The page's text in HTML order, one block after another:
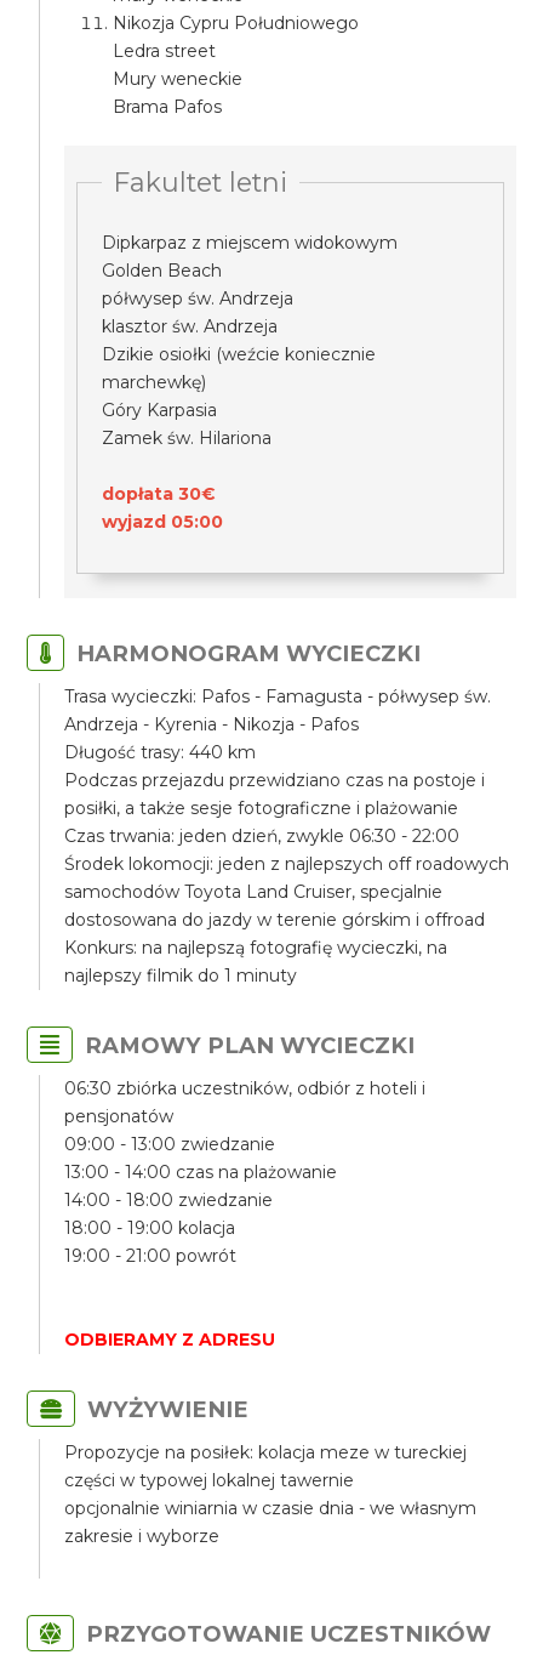
Nikozja Cypru Południowego
Ledra street
Mury weneckie
Brama Pafos
Fakultet letni
Dipkarpaz z miejscem widokowym
Golden Beach
półwysep św. Andrzeja
klasztor św. Andrzeja
Dzikie osiołki (weźcie koniecznie
marchewkę)
Góry Karpasia
Zamek św. Hilariona
dopłata 30€
wyjazd 05:00
HARMONOGRAM WYCIECZKI
Trasa wycieczki: Pafos - Famagusta - półwysep św.
Andrzeja - Kyrenia - Nikozja - Pafos
Długość trasy: 440 km
Podczas przejazdu przewidziano czas na postoje i
posiłki, a także sesje fotograficzne i plażowanie
Czas trwania: jeden dzień, zwykle 06:30 - 22:00
Środek lokomocji: jeden z najlepszych off roadowych
samochodów Toyota Land Cruiser, specjalnie
dostosowana do jazdy w terenie górskim i offroad
Konkurs: na najlepszą fotografię wycieczki, na
najlepszy filmik do 1 minuty
RAMOWY PLAN WYCIECZKI
06:30 zbiórka uczestników, odbiór z hoteli i
pensjonatów
09:00 - 13:00 zwiedzanie
13:00 - 14:00 czas na plażowanie
14:00 - 18:00 zwiedzanie
18:00 - 19:00 kolacja
19:00 - 21:00 powrót
ODBIERAMY Z ADRESU
WYŻYWIENIE
Propozycje na posiłek: kolacja meze w tureckiej
części w typowej lokalnej tawernie
opcjonalnie winiarnia w czasie dnia - we własnym
zakresie i wyborze
PRZYGOTOWANIE UCZESTNIKÓW